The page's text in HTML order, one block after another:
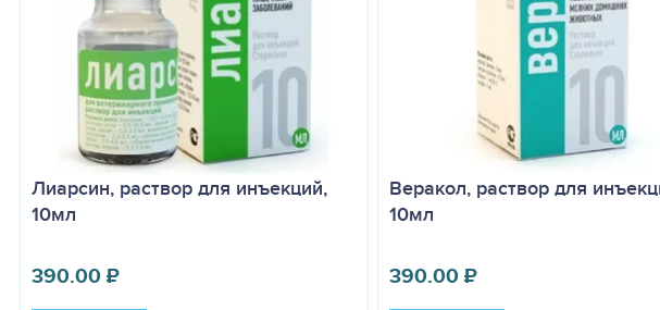
ОСОБЫЕ УКАЗАНИЯ
Продукцию от животных, которым применяли препарат, используют без
посторонних примесей, при истекшем сроке годности или нарушении условий
УСЛОВИЯ ХРАНЕНИЯ
В сухом, защищенном от света и недоступном для детей и животных месте.
Лиарсин, раствор для инъекций,
10мл
390.00₽
Веракол, раствор для
10мл
390.00₽